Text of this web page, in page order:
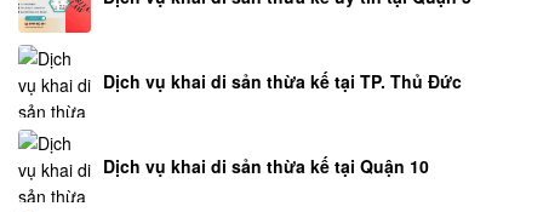
Dịch vụ khai di sản thừa kế tại TP. Thủ Đức
Dịch vụ khai di sản thừa kế tại Quận 10